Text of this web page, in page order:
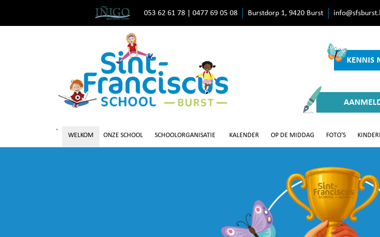
053 62 61 78 0477 69 05 08 Burstdorp 1, 9420 Burst
KENNIS
` WELKOM ONZE SCHOOL SCHOOLORGANISATIE KALENDER OP DE MIDDAG FOTO'S